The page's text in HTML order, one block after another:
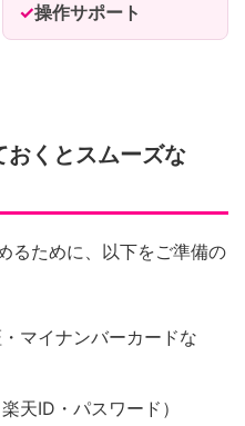
操作サポート
おくとスムーズな
るために、以下をご準備の
マイナンバーカードな
楽天ID・パスワード）